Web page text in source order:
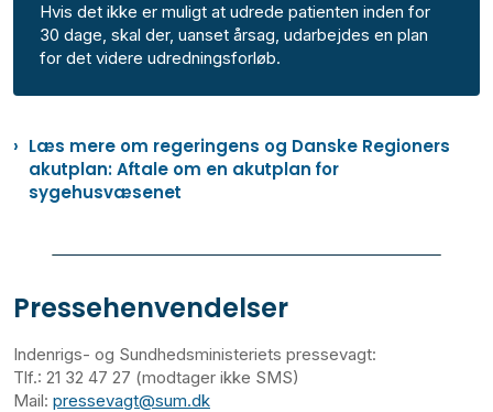
Hvis det ikke er muligt at udrede patienten inden for
30 dage, skal der, uanset årsag, udarbejdes en plan
for det videre udredningsforløb.
Læs mere om regeringens og Danske Regioners
akutplan: Aftale om en akutplan for
sygehusvæsenet
Pressehenvendelser
Indenrigs- og Sundhedsministeriets pressevagt:
Tlf.: 21 32 47 27 (modtager ikke SMS)
Mail: pressevagt@sum.dk